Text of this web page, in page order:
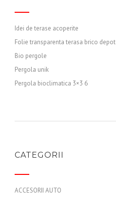
Idei de terase acoperite
Folie transparenta terasa brico depot
Bio pergole
Pergola unik
Pergola bioclimatica 3×3 6
CATEGORII
ACCESORII AUTO